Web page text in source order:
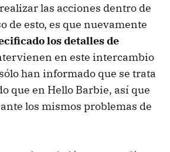
las acciones dentro de
de esto, es que nuevamente
los detalles de
en este intercambio
han informado que se trata
que en Hello Barbie, así que
los mismos problemas de